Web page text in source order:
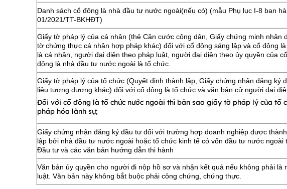
Danh sách cổ đông là nhà đầu tư nước ngoài(nếu có) (mẫu Phụ lục I-8 ban
01/2021/TT-BKHĐT)
Giấy tờ pháp lý của cá nhân (thẻ Căn cước công dân, Giấy chứng minh nhân
tờ chứng thực cá nhân hợp pháp khác) đối với cổ đông sáng lập và cổ đông
là cá nhân, người đại diện theo pháp luật, người đại diện theo ủy quyền của
đông là nhà đầu tư nước ngoài là tổ chức.
Giấy tờ pháp lý của tổ chức (Quyết định thành lập, Giấy chứng nhận đăng ký
liệu tương đương khác) đối với cổ đông là tổ chức và văn bản cử người đại
Đối với cổ đông là tổ chức nước ngoài thì bản sao giấy tờ pháp lý của tổ
pháp hóa lãnh sự;
Giấy chứng nhận đăng ký đầu tư đối với trường hợp doanh nghiệp được
lập bởi nhà đầu tư nước ngoài hoặc tổ chức kinh tế có vốn đầu tư nước ngoài
Đầu tư và các văn bản hướng dẫn thi hành
Văn bản ủy quyền cho người đi nộp hồ sơ và nhận kết quả nếu không phải là
luật. Văn bản này không bắt buộc phải công chứng, chứng thực.